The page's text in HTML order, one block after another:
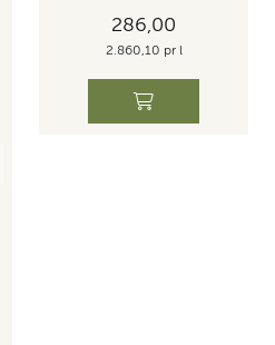
286,00
2.860,10 pr l